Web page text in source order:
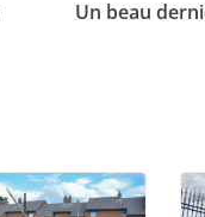
Un beau